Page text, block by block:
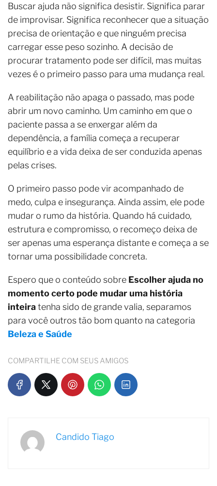
Buscar ajuda não significa desistir. Significa parar
de improvisar. Significa reconhecer que a situação
precisa de orientação e que ninguém precisa
carregar esse peso sozinho. A decisão de
procurar tratamento pode ser difícil, mas muitas
vezes é o primeiro passo para uma mudança real.
A reabilitação não apaga o passado, mas pode
abrir um novo caminho. Um caminho em que o
paciente passa a se enxergar além da
dependência, a família começa a recuperar
equilíbrio e a vida deixa de ser conduzida apenas
pelas crises.
O primeiro passo pode vir acompanhado de
medo, culpa e insegurança. Ainda assim, ele pode
mudar o rumo da história. Quando há cuidado,
estrutura e compromisso, o recomeço deixa de
ser apenas uma esperança distante e começa a se
tornar uma possibilidade concreta.
Espero que o conteúdo sobre Escolher ajuda no
momento certo pode mudar uma história
inteiratenha sido de grande valia, separamos
para você outros tão bom quanto na categoria
Beleza e Saúde
COMPARTILHE COM SEUS AMIGOS
Candido Tiago